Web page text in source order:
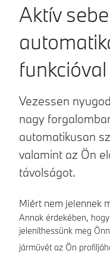
Aktív
funkcióval
Vezessen
nagy
automatikusan
valamint az Ön
távolságot.
Miért nem jelennek
Annak érdekében,
jeleníthessünk meg
járművét az Ön